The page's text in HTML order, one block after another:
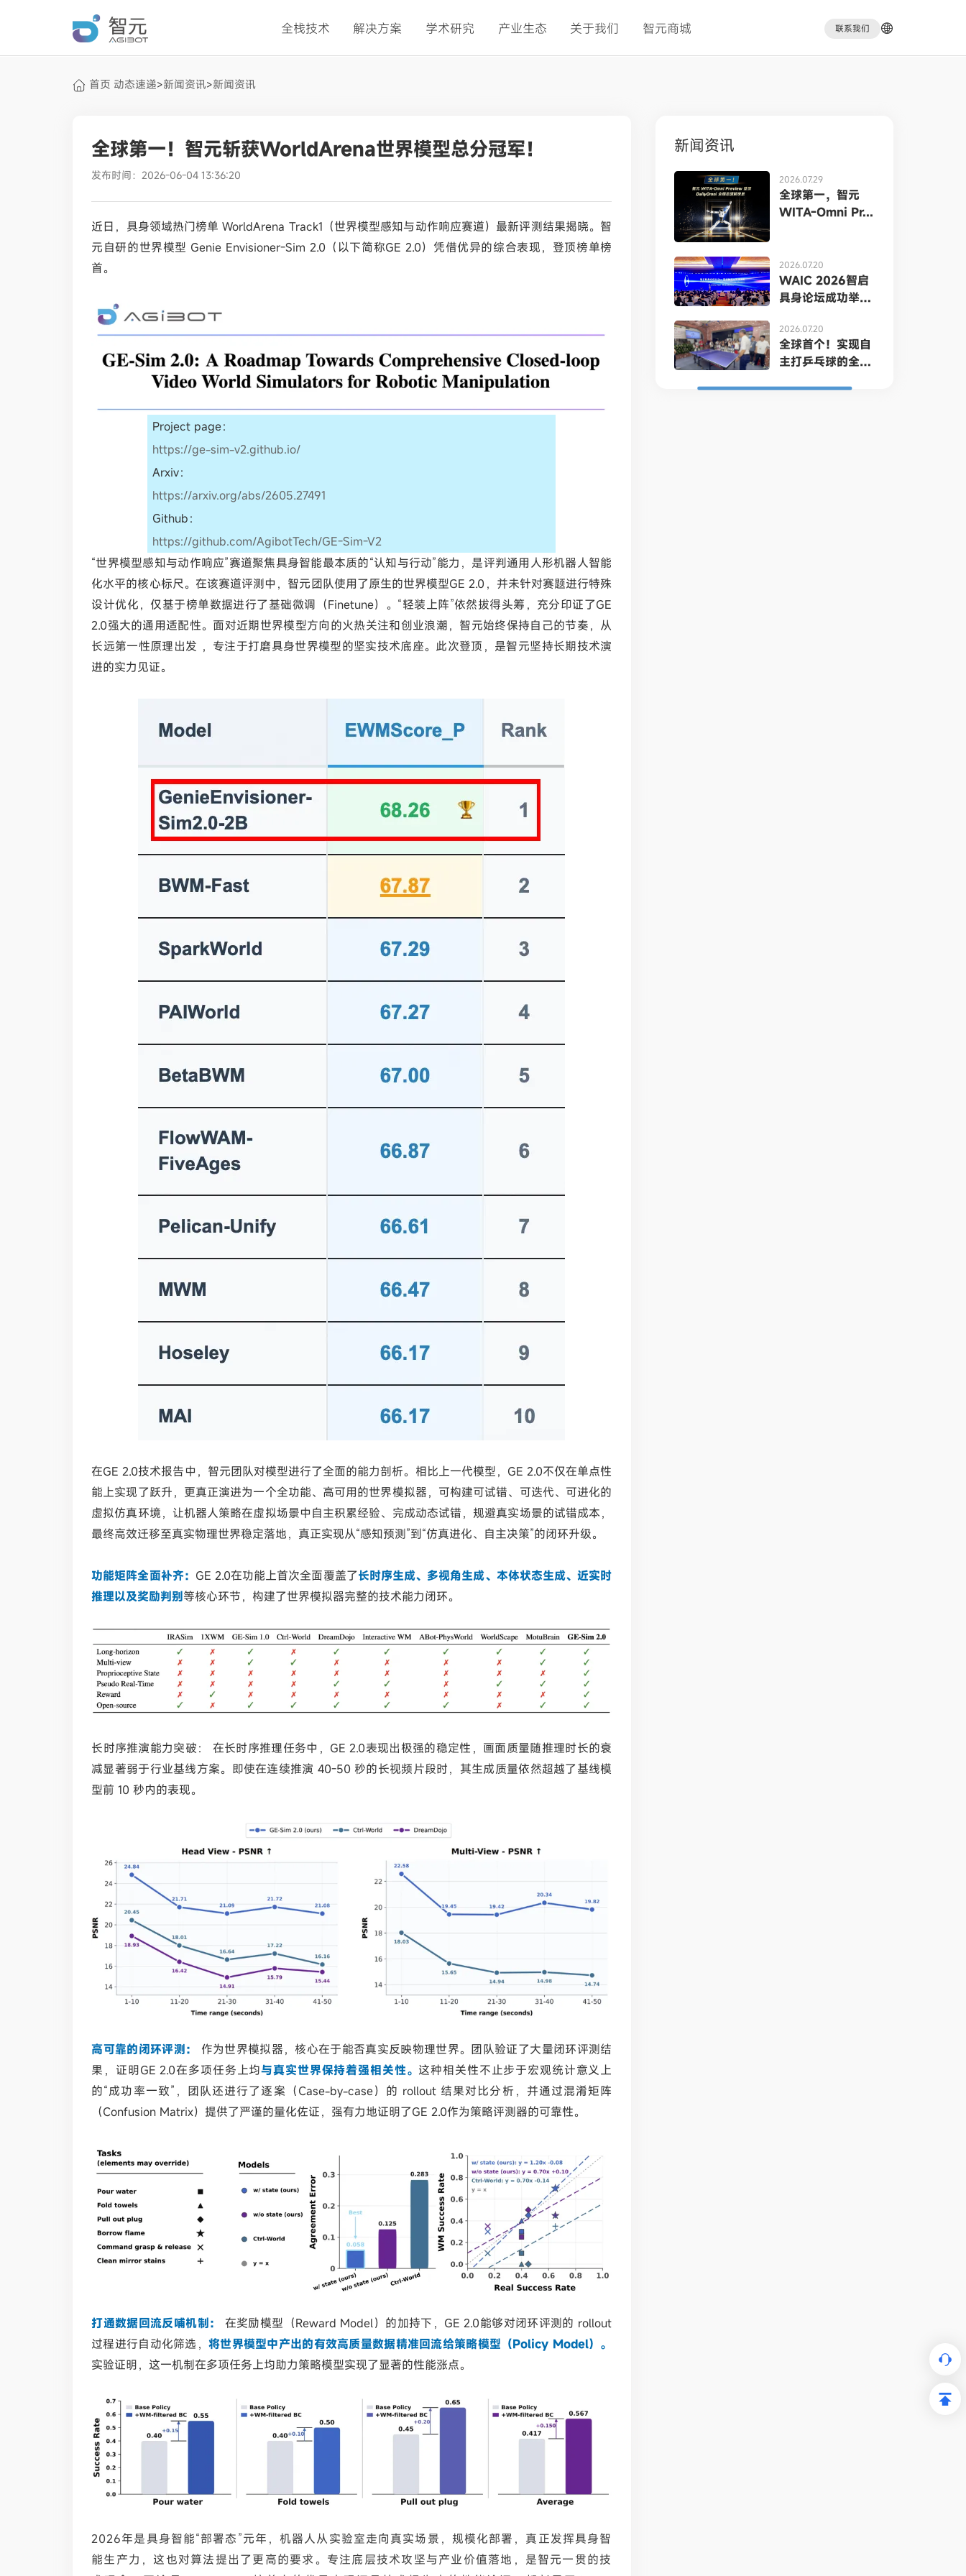
全栈技术 解决方案 学术研究 产业生态 关于我们 智元商城 联系我们
首页 动态速递>新闻资讯>新闻资讯
全球第一！智元斩获WorldArena世界模型总分冠军！
发布时间：2026-06-04 13:36:20
近日，具身领域热门榜单 WorldArena Track1（世界模型感知与动作响应赛道）最新评测结果揭晓。智
元自研的世界模型 Genie Envisioner-Sim 2.0（以下简称GE 2.0）凭借优异的综合表现，登顶榜单榜
首。
Project page：
https://ge-sim-v2.github.io/
Arxiv：
https://arxiv.org/abs/2605.27491
Github：
https://github.com/AgibotTech/GE-Sim-V2
“世界模型感知与动作响应”赛道聚焦具身智能最本质的“认知与行动”能力，是评判通用人形机器人智能
化水平的核心标尺。在该赛道评测中，智元团队使用了原生的世界模型GE 2.0，并未针对赛题进行特殊
设计优化，仅基于榜单数据进行了基础微调（Finetune）。“轻装上阵”依然拔得头筹，充分印证了GE
2.0强大的通用适配性。面对近期世界模型方向的火热关注和创业浪潮，智元始终保持自己的节奏，从
长远第一性原理出发 ，专注于打磨具身世界模型的坚实技术底座。此次登顶，是智元坚持长期技术演
进的实力见证。
在GE 2.0技术报告中，智元团队对模型进行了全面的能力剖析。相比上一代模型，GE 2.0不仅在单点性
能上实现了跃升，更真正演进为一个全功能、高可用的世界模拟器，可构建可试错、可迭代、可进化的
虚拟仿真环境，让机器人策略在虚拟场景中自主积累经验、完成动态试错，规避真实场景的试错成本，
最终高效迁移至真实物理世界稳定落地，真正实现从“感知预测”到“仿真进化、自主决策”的闭环升级。
功能矩阵全面补齐： GE 2.0在功能上首次全面覆盖了长时序生成、多视角生成、本体状态生成、近实时
推理以及奖励判别等核心环节，构建了世界模拟器完整的技术能力闭环。
长时序推演能力突破： 在长时序推理任务中， GE 2.0表现出极强的稳定性，画面质量随推理时长的衰
减显著弱于行业基线方案。即使在连续推演 40-50 秒的长视频片段时，其生成质量依然超越了基线模
型前 10 秒内的表现。
高可靠的闭环评测：
作为世界模拟器，核心在于能否真实反映物理世界。团队验证了大量闭环评测结
果，证明GE 2.0在多项任务上均与真实世界保持着强相关性。 这种相关性不止步于宏观统计意义上
的“成功率一致”，团队还进行了逐案（Case-by-case）的 rollout 结果对比分析，并通过混淆矩阵
（Confusion Matrix）提供了严谨的量化佐证，强有力地证明了GE 2.0作为策略评测器的可靠性。
打通数据回流反哺机制：
在奖励模型（Reward Model）的加持下，GE 2.0能够对闭环评测的 rollout
过程进行自动化筛选，将世界模型中产出的有效高质量数据精准回流给策略模型（Policy Model）。
实验证明，这一机制在多项任务上均助力策略模型实现了显著的性能涨点。
2026年是具身智能“部署态”元年，机器人从实验室走向真实场景，规模化部署，真正发挥具身智
能生产力，这也对算法提出了更高的要求。专注底层技术攻坚与产业价值落地，是智元一贯的技
新闻资讯
2026.07.29
全球第一，智元
WITA-Omni Pr...
2026.07.20
WAIC 2026智启
具身论坛成功举
2026.07.20
全球首个！实现自
主打乒乓球的全尺